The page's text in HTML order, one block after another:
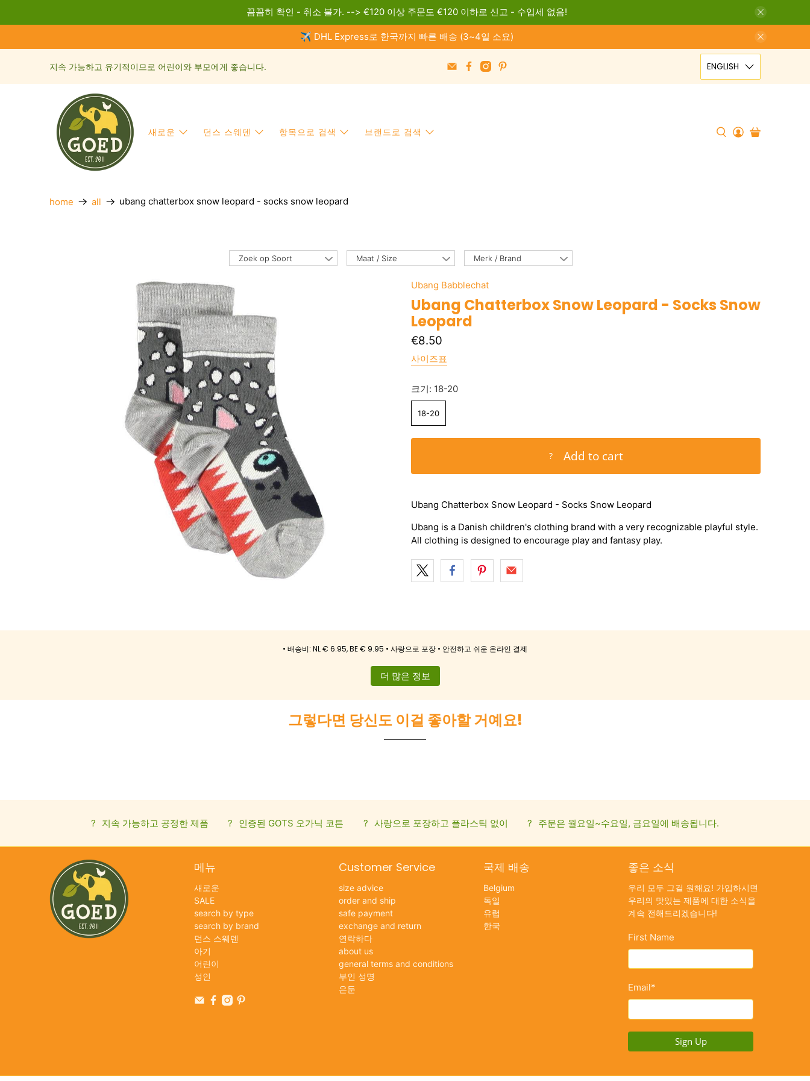
꼼꼼히 확인 - 취소 불가. --> €120 이상 주문도 €120 이하로 신고 - 수입세 없음!
✈️ DHL Express로 한국까지 빠른 배송 (3~4일 소요)
지속 가능하고 유기적이므로 어린이와 부모에게 좋습니다. ENGLISH
새로운 던스 스웨덴 항목으로 검색 브랜드로 검색
home all ubang chatterbox snow leopard - socks snow leopard
Zoek op Soort Maat / Size Merk / Brand
Ubang Babblechat
Ubang Chatterbox Snow Leopard - Socks Snow
Leopard
€8.50
사이즈표
크기: 18-20
18-20
? Add to cart
Ubang Chatterbox Snow Leopard - Socks Snow Leopard
Ubang is a Danish children's clothing brand with a very recognizable playful style.
All clothing is designed to encourage play and fantasy play.
• 배송비: NL € 6.95, BE € 9.95 • 사랑으로 포장 • 안전하고 쉬운 온라인 결제
더 많은 정보
그렇다면 당신도 이걸 좋아할 거예요!
? 지속 가능하고 공정한 제품 ? 인증된 GOTS 오가닉 코튼 ? 사랑으로 포장하고 플라스틱 없이 ? 주문은 월요일~수요일, 금요일에 배송됩니다.
메뉴
새로운
SALE
search by type
search by brand
던스 스웨덴
아기
어린이
성인
Customer Service
size advice
order and ship
safe payment
exchange and return
연락하다
about us
general terms and conditions
부인 성명
은둔
국제 배송
Belgium
독일
유럽
한국
좋은 소식
우리 모두 그걸 원해요! 가입하시면
우리의 맛있는 제품에 대한 소식을
계속 전해드리겠습니다!
First Name
Email*
Sign Up